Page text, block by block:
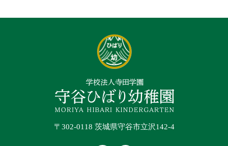
〒302-0118 茨城県守谷市立沢142-4